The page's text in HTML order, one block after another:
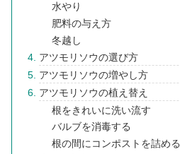
水やり
肥料の与え方
冬越し
アツモリソウの選び方
アツモリソウの増やし方
アツモリソウの植え替え
根をきれいに洗い流す
バルブを消毒する
根の間にコンポストを詰める